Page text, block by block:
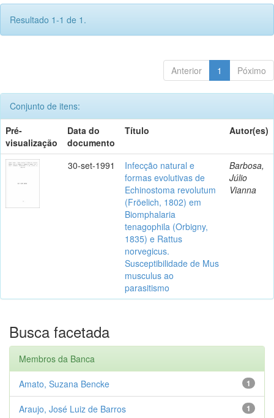
Resultado 1-1 de 1.
Anterior 1 Póximo
Conjunto de itens:
Pré-
visualização
Data do
documento
Título Autor(es)
30-set-1991
Infecção natural e
formas evolutivas de
Echinostoma revolutum
(Fröelich, 1802) em
Biomphalaria
tenagophila (Orbigny,
1835) e Rattus
norvegicus.
Susceptibilidade de Mus
musculus ao
parasitismo
Barbosa,
Júlio
Vianna
Busca facetada
Membros da Banca
1
Amato, Suzana Bencke
1
Araujo, José Luiz de Barros